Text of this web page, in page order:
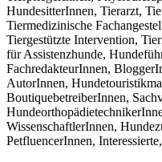
HundesitterInnen, Tierarzt,
Tiermedizinische
Tiergestützte Intervention,
für Assistenzhunde,
FachredakteurInnen,
AutorInnen,
BoutiquebetreiberInnen,
WissenschaftlerInnen,
PetfluencerInnen,